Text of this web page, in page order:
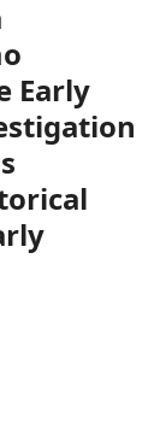
Early